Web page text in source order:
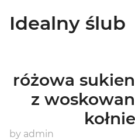
Idealny ślub
Blog
różowa
z
by admin